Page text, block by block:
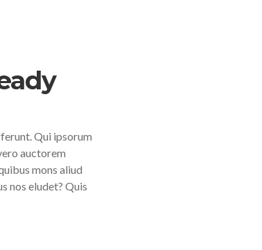
Qui ipsorum
auctorem
mons aliud
nos eludet? Quis